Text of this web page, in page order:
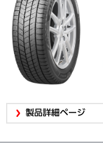
製品詳細ページ